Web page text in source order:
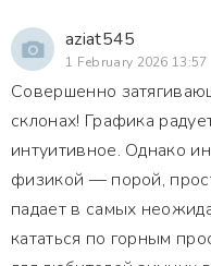
aziat545
1 February 2026 13:57
Совершенно
склонах! Графика
интуитивное. Однако
физикой — порой,
падает в самых
кататься по горным